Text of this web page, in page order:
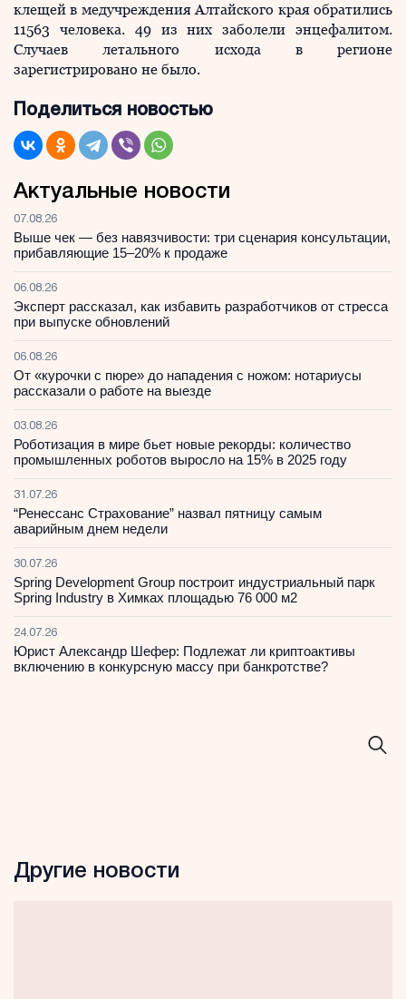
клещей в медучреждения Алтайского края обратились
11563 человека. 49 из них заболели энцефалитом.
Случаев летального исхода в регионе
зарегистрировано не было.
Поделиться новостью
Актуальные новости
07.08.26
Выше чек — без навязчивости: три сценария консультации,
прибавляющие 15–20% к продаже
06.08.26
Эксперт рассказал, как избавить разработчиков от стресса
при выпуске обновлений
06.08.26
От «курочки с пюре» до нападения с ножом: нотариусы
рассказали о работе на выезде
03.08.26
Роботизация в мире бьет новые рекорды: количество
промышленных роботов выросло на 15% в 2025 году
31.07.26
“Ренессанс Страхование” назвал пятницу самым
аварийным днем недели
30.07.26
Spring Development Group построит индустриальный парк
Spring Industry в Химках площадью 76 000 м2
24.07.26
Юрист Александр Шефер: Подлежат ли криптоактивы
включению в конкурсную массу при банкротстве?
Другие новости